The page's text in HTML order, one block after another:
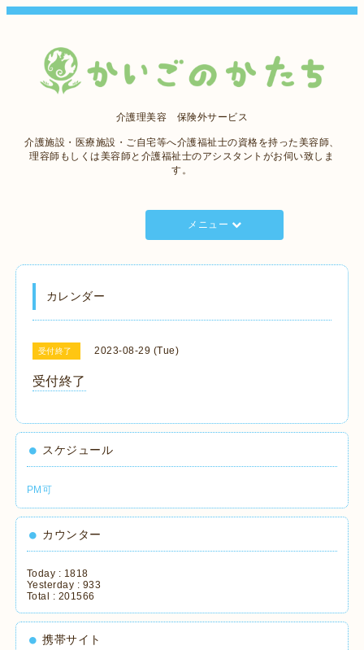
介護理美容 保険外サービス
介護施設・医療施設・ご自宅等へ介護福祉士の資格を持った美容師、
理容師もしくは美容師と介護福祉士のアシスタントがお伺い致しま
す。
メニュー
カレンダー
受付終了 2023-08-29 (Tue)
受付終了
スケジュール
PM可
カウンター
Today : 1818
Yesterday : 933
Total : 201566
携帯サイト